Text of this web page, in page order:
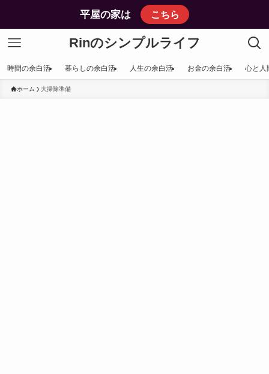
平屋の家は こちら
Rinのシンプルライフ
時間の余白活 暮らしの余白活 人生の余白活 お金の余白活 心と人
ホーム 大掃除準備